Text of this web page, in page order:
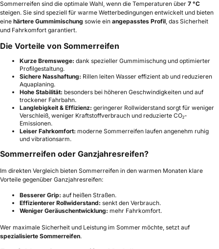
Sommerreifen sind die optimale Wahl, wenn die Temperaturen über 7 °C
steigen. Sie sind speziell für warme Wetterbedingungen entwickelt und bieten
eine härtere Gummimischung sowie ein angepasstes Profil, das Sicherheit
und Fahrkomfort garantiert.
Die Vorteile von Sommerreifen
Kurze Bremswege: dank spezieller Gummimischung und optimierter
Profilgestaltung.
Sichere Nasshaftung: Rillen leiten Wasser effizient ab und reduzieren
Aquaplaning.
Hohe Stabilität: besonders bei höheren Geschwindigkeiten und auf
trockener Fahrbahn.
Langlebigkeit & Effizienz: geringerer Rollwiderstand sorgt für weniger
Verschleiß, weniger Kraftstoffverbrauch und reduzierte CO₂-
Emissionen.
Leiser Fahrkomfort: moderne Sommerreifen laufen angenehm ruhig
und vibrationsarm.
Sommerreifen oder Ganzjahresreifen?
Im direkten Vergleich bieten Sommerreifen in den warmen Monaten klare
Vorteile gegenüber Ganzjahresreifen:
Besserer Grip: auf heißen Straßen.
Effizienterer Rollwiderstand: senkt den Verbrauch.
Weniger Geräuschentwicklung: mehr Fahrkomfort.
Wer maximale Sicherheit und Leistung im Sommer möchte, setzt auf
spezialisierte Sommerreifen.